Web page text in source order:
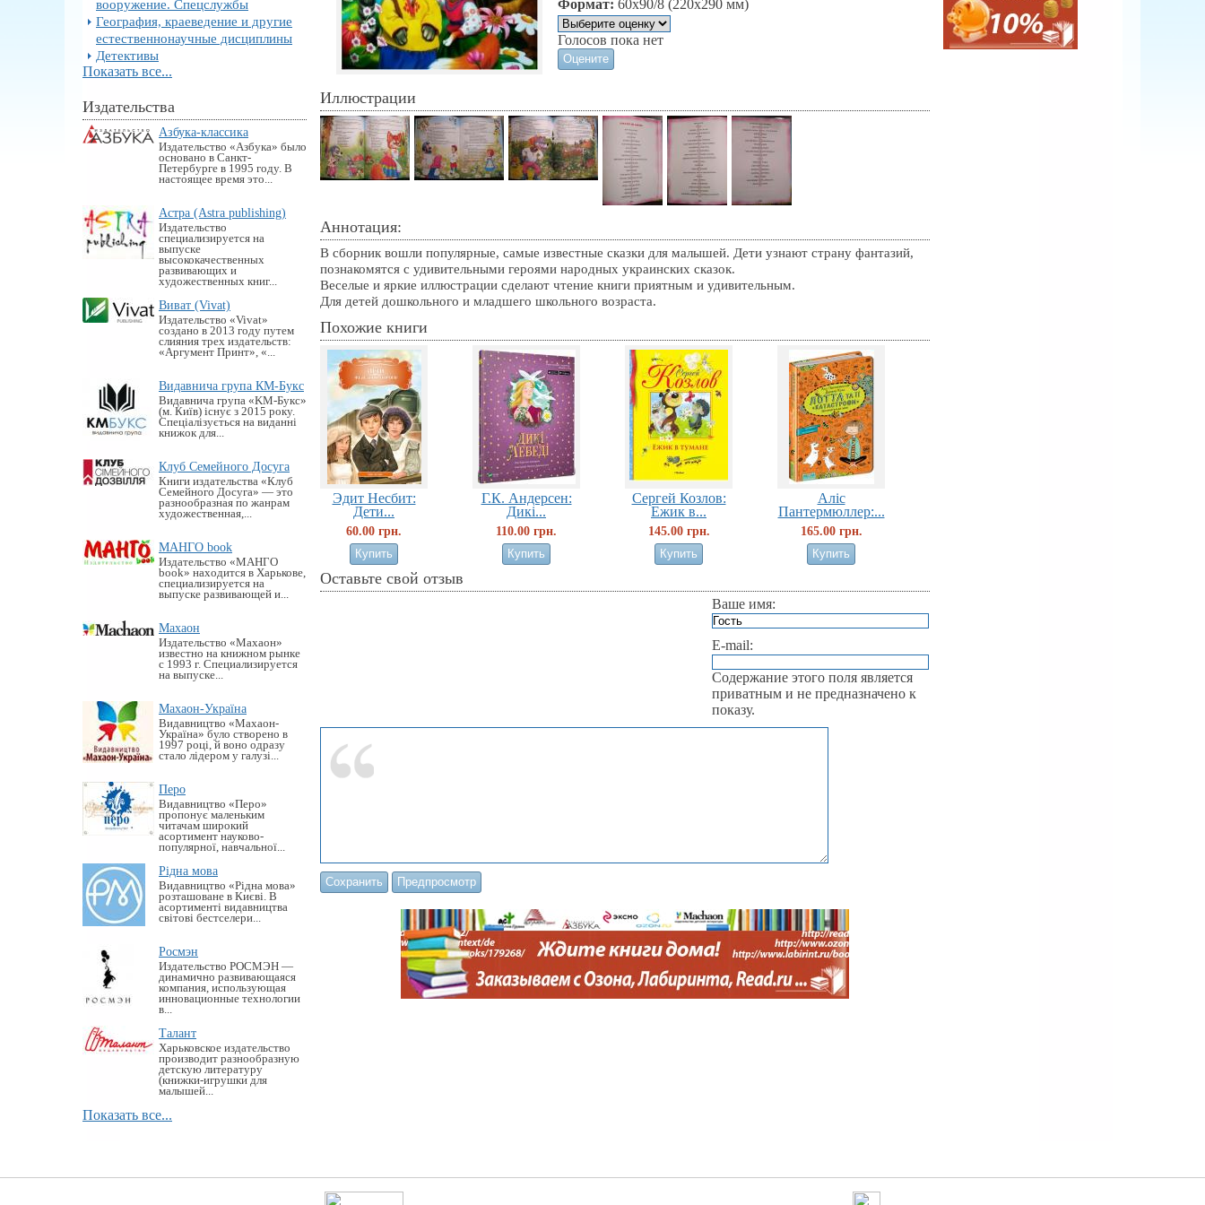
вооружение. Спецслужбы
География, краеведение и другие
естественнонаучные дисциплины
Детективы
Показать все...
Издательства
Азбука-классика
Издательство «Азбука» было
основано в Санкт-
Петербурге в 1995 году. В
настоящее время это...
Астра (Astra publishing)
Издательство
специализируется на
выпуске
высококачественных
развивающих и
художественных книг...
Виват (Vivat)
Издательство «Vivat»
создано в 2013 году путем
слияния трех издательств:
«Аргумент Принт», «...
Видавнича група КМ-Букс
Видавнича група «KM-Букс»
(м. Київ) існує з 2015 року.
Спеціалізується на виданні
книжок для...
Клуб Семейного Досуга
Книги издательства «Клуб
Семейного Досуга» — это
разнообразная по жанрам
художественная,...
МАНГО book
Издательство «MАНГО
book» находится в Харькове,
специализируется на
выпуске развивающей и...
Махаон
Издательство «Махаон»
известно на книжном рынке
с 1993 г. Специализируется
на выпуске...
Махаон-Україна
Видавництво «Махаон-
Україна» було створено в
1997 році, й воно одразу
стало лідером у галузі...
Перо
Видавництво «Перо»
пропонує маленьким
читачам широкий
асортимент науково-
популярної, навчальної...
Рідна мова
Видавництво «Рідна мова»
розташоване в Києві. В
асортименті видавництва
світові бестселери...
Росмэн
Издательство РОСМЭН —
динамично развивающаяся
компания, использующая
инновационные технологии
в...
Талант
Харьковское издательство
производит разнообразную
детскую литературу
(книжки-игрушки для
малышей...
Показать все...
Формат: 60х90/8 (220х290 мм)
Голосов пока нет
Иллюстрации
Аннотация:
В сборник вошли популярные, самые известные сказки для малышей. Дети узнают страну фантазий,
познакомятся с удивительными героями народных украинских сказок.
Веселые и яркие иллюстрации сделают чтение книги приятным и удивительным.
Для детей дошкольного и младшего школьного возраста.
Похожие книги
Эдит Несбит:
Дети...
60.00 грн.
Г.К. Андерсен:
Дикі...
110.00 грн.
Сергей Козлов:
Ежик в...
145.00 грн.
Аліс
Пантермюллер:...
165.00 грн.
Оставьте свой отзыв
Ваше имя:
E-mail:
Содержание этого поля является
приватным и не предназначено к
показу.